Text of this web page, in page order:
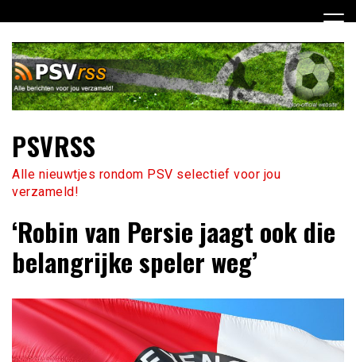
naar
inhoud
PSVRSS
Alle nieuwtjes rondom PSV selectief voor jou
verzameld!
‘Robin van Persie jaagt ook die
belangrijke speler weg’